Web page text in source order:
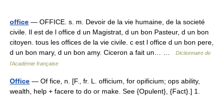
office — OFFICE. s. m. Devoir de la vie humaine, de la societé
civile. Il est de l office d un Magistrat, d un bon Pasteur, d un bon
citoyen. tous les offices de la vie civile. c est l office d un bon pere,
d un bon mary, d un bon amy. Ciceron a fait un… …
Dictionnaire de
l'Académie française
Office — Of fice, n. [F., fr. L. officium, for opificium; ops ability,
wealth, help + facere to do or make. See {Opulent}, {Fact}.] 1.